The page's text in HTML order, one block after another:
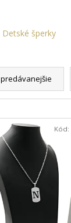
Detské šperky
Kód: